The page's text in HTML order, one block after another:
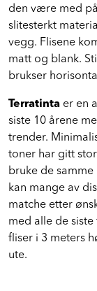
den være med
slitesterkt
vegg. Flisene
matt og blank.
brukser
Terratinta er en
siste 10 årene
trender.
toner har gitt
bruke de
kan mange av
matche etter
med alle de
fliser i 3 meters
ute.